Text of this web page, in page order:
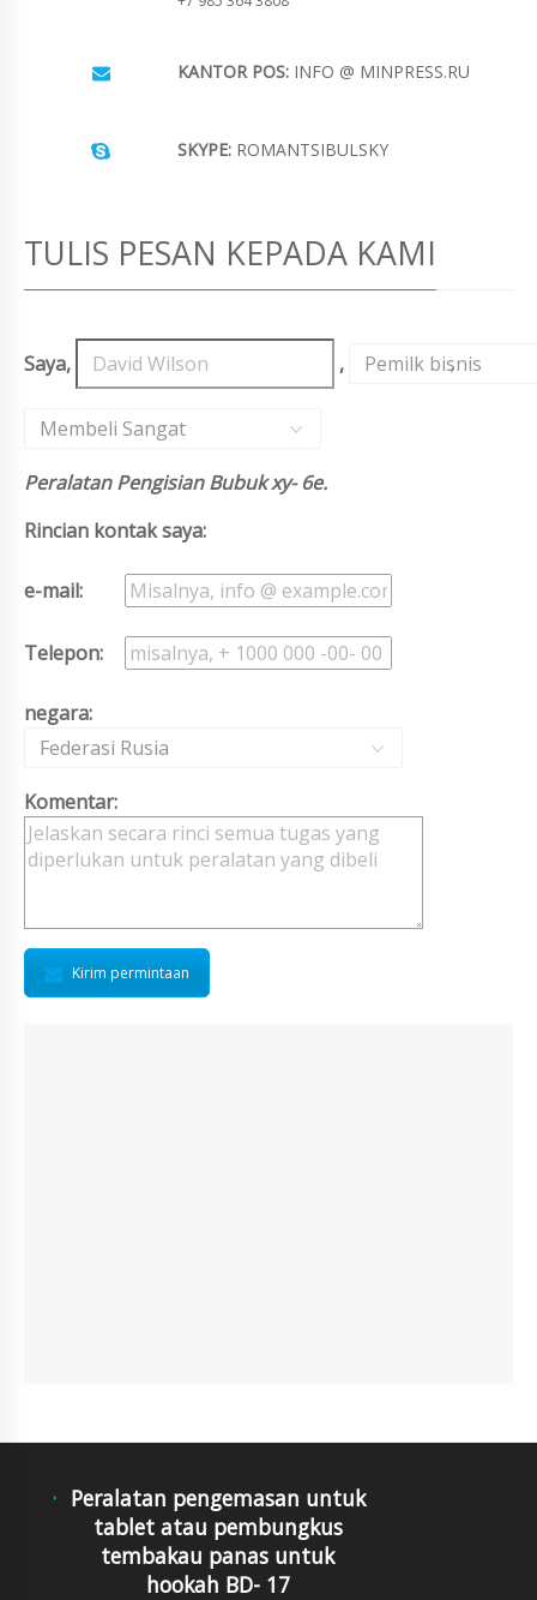
KANTOR POS: INFO @ MINPRESS.RU
SKYPE: ROMANTSIBULSKY
TULIS PESAN KEPADA KAMI
Saya, , Pemilk bisnis
,
Membeli Sangat
Peralatan Pengisian Bubuk xy- 6e.
Rincian kontak saya:
e-mail:
Telepon:
negara:
Federasi Rusia
Komentar:
Kirim permintaan
Peralatan pengemasan untuk
tablet atau pembungkus
tembakau panas untuk
hookah BD- 17